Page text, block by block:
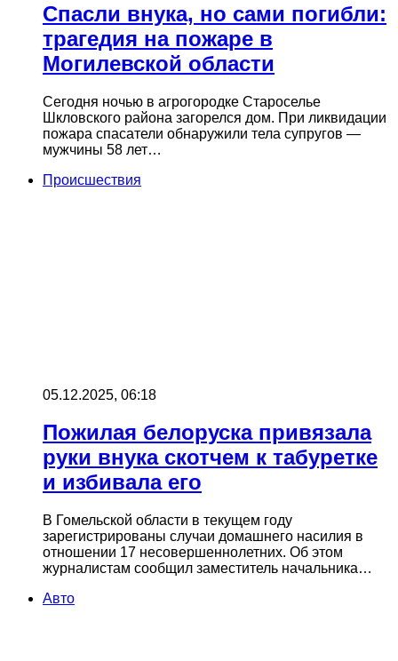
Спасли внука, но сами погибли:
трагедия на пожаре в
Могилевской области
Сегодня ночью в агрогородке Староселье
Шкловского района загорелся дом. При ликвидации
пожара спасатели обнаружили тела супругов —
мужчины 58 лет…
Происшествия
05.12.2025, 06:18
Пожилая белоруска привязала
руки внука скотчем к табуретке
и избивала его
В Гомельской области в текущем году
зарегистрированы случаи домашнего насилия в
отношении 17 несовершеннолетних. Об этом
журналистам сообщил заместитель начальника…
Авто